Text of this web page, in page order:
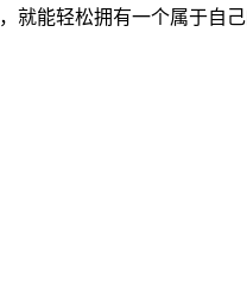
就能轻松拥有一个属于自